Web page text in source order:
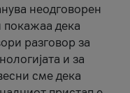
неодговорен
покажаа дека
разговор за
и за
сме дека